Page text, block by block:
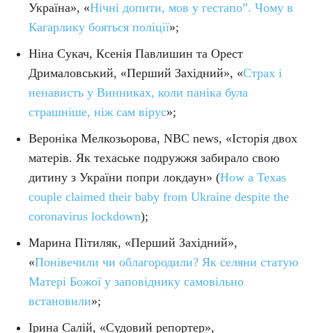
Україна», «Нічні допити, мов у гестапо”. Чому в
Кагарлику бояться поліції»;
Ніна Сукач, Ксенія Павлишин та Орест
Дрималовський, «Перший Західний», «Страх і
ненависть у Винниках, коли паніка була
страшніше, ніж сам вірус»;
Вероніка Мелкозьорова, NBC news, «Історія двох
матерів. Як техаське подружжя забирало свою
дитину з України попри локдаун» (How a Texas
couple claimed their baby from Ukraine despite the
coronavirus lockdown);
Марина Пітиляк, «Перший Західний»,
«Понівечили чи облагородили? Як селяни статую
Матері Божої у заповіднику самовільно
встановили»;
Ірина Салій, «Судовий репортер»,